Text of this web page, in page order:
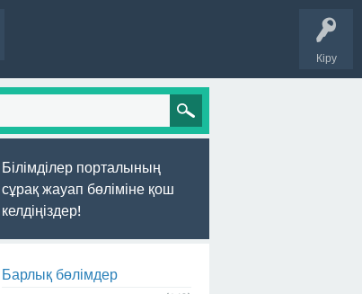
Кіру
Білімділер порталының
сұрақ жауап бөліміне қош
келдіңіздер!
Барлық бөлімдер